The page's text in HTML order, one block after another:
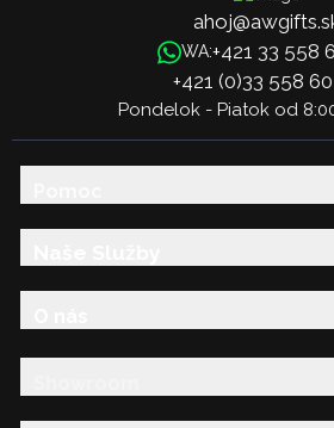
WA:+421 33 558
+421 (0)33 558
Pondelok - Piatok od